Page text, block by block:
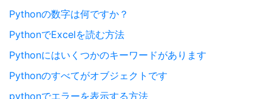
Pythonの数字は何ですか？
PythonでExcelを読む方法
Pythonにはいくつかのキーワードがあります
Pythonのすべてがオブジェクトです
pythonでエラーを表示する方法